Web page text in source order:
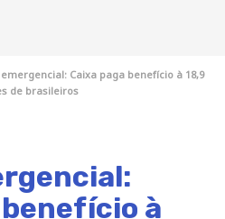
Caixa paga benefício à 18,9
de brasileiros
à